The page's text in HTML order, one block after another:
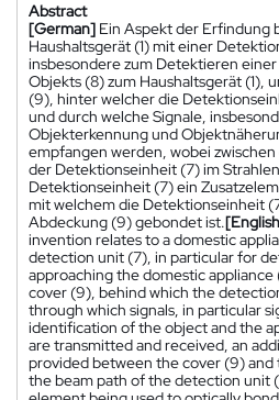
Abstract
[German] Ein Aspekt der Erfindung
Haushaltsgerät (1) mit einer
insbesondere zum Detektieren
Objekts (8) zum Haushaltsgerät (1),
(9), hinter welcher die
und durch welche Signale,
Objekterkennung und
empfangen werden, wobei
der Detektionseinheit (7) im
Detektionseinheit (7) ein
mit welchem die Detektionseinheit
Abdeckung (9) gebondet ist.
invention relates to a domestic
detection unit (7), in particular for
approaching the domestic appliance
cover (9), behind which the
through which signals, in particular
identification of the object and the
are transmitted and received, an
provided between the cover (9)
the beam path of the detection unit